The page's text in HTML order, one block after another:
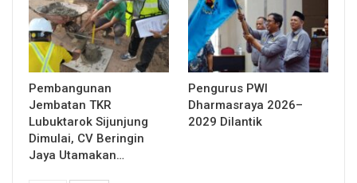
Pembangunan
Jembatan TKR
Lubuktarok Sijunjung
Dimulai, CV Beringin
Jaya Utamakan…
Pengurus PWI
Dharmasraya 2026–
2029 Dilantik